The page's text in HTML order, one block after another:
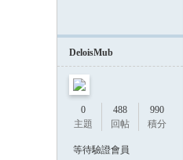
DeloisMub
0
主題
488
回帖
990
積分
等待驗證會員